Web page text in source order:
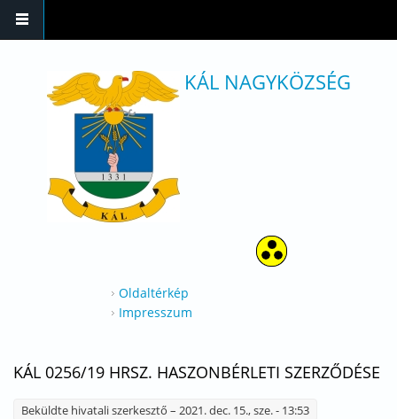
KÁL NAGYKÖZSÉG
Oldaltérkép
Impresszum
KÁL 0256/19 HRSZ. HASZONBÉRLETI SZERZŐDÉSE
Beküldte hivatali szerkesztő – 2021. dec. 15., sze. - 13:53